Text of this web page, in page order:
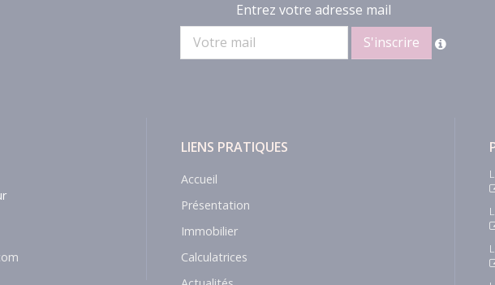
Entrez votre adresse mail
LIENS PRATIQUES
Accueil
Présentation
Immobilier
Calculatrices